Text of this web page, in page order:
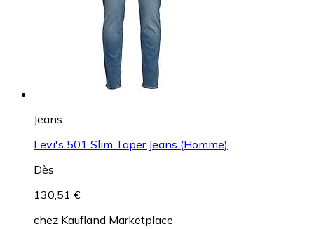
Jeans
Levi's 501 Slim Taper Jeans (Homme)
Dès
130,51 €
chez Kaufland Marketplace